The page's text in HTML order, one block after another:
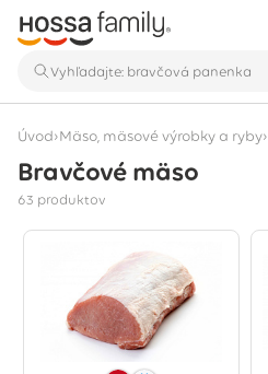
Úvod›Mäso, mäsové výrobky a ryby›
Bravčové mäso
63 produktov